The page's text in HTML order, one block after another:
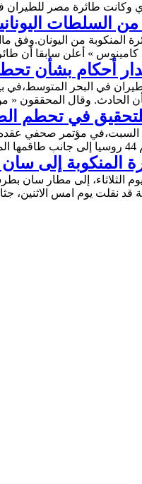
من السلطات
المنكوبة من
كامينوس » أعلن سابقا
أحكام بشأن
في البحر المتوسط،في
الحادث. وقال المحققون «
في تحطم
المنكوبة إلى
الثلاثاء، إلى مطار سان